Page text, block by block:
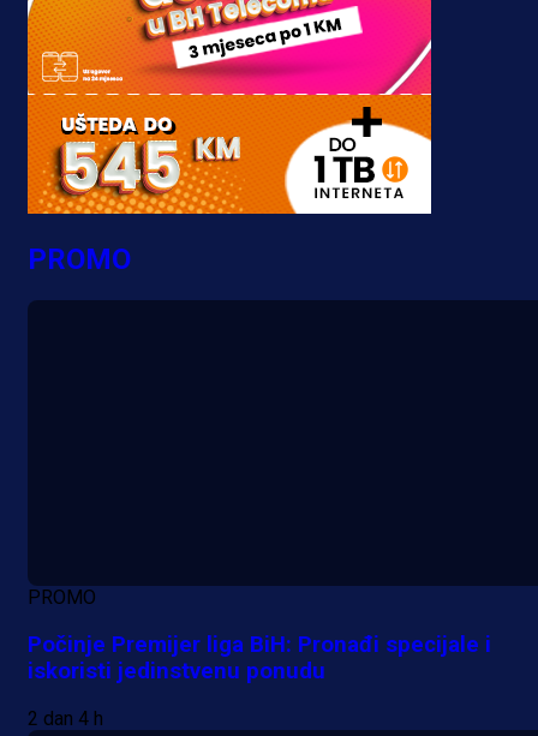
PROMO
PROMO
Počinje Premijer liga BiH: Pronađi specijale i
iskoristi jedinstvenu ponudu
2 dan 4 h